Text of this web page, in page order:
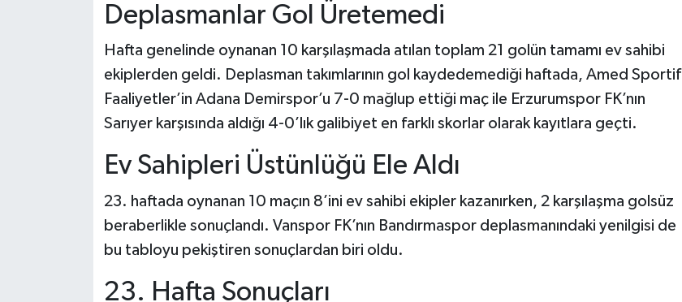
Deplasmanlar Gol Üretemedi
Hafta genelinde oynanan 10 karşılaşmada atılan toplam 21 golün tamamı ev sahibi
ekiplerden geldi. Deplasman takımlarının gol kaydedemediği haftada, Amed Sportif
Faaliyetler’in Adana Demirspor’u 7-0 mağlup ettiği maç ile Erzurumspor FK’nın
Sarıyer karşısında aldığı 4-0’lık galibiyet en farklı skorlar olarak kayıtlara geçti.
Ev Sahipleri Üstünlüğü Ele Aldı
23. haftada oynanan 10 maçın 8’ini ev sahibi ekipler kazanırken, 2 karşılaşma golsüz
beraberlikle sonuçlandı. Vanspor FK’nın Bandırmaspor deplasmanındaki yenilgisi de
bu tabloyu pekiştiren sonuçlardan biri oldu.
23. Hafta Sonuçları